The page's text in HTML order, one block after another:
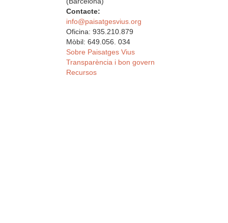
Contacte:
info@paisatgesvius.org
Oficina: 935.210.879
Mòbil: 649.056. 034
Sobre Paisatges Vius
Transparència i bon govern
Recursos